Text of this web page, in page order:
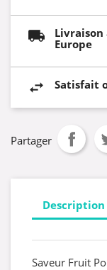
Livraison
Europe
Satisfait
Partager
Description
Saveur Fruit